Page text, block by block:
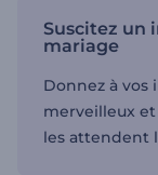
Suscitez un
mariage
Donnez à vos
merveilleux
les attendent